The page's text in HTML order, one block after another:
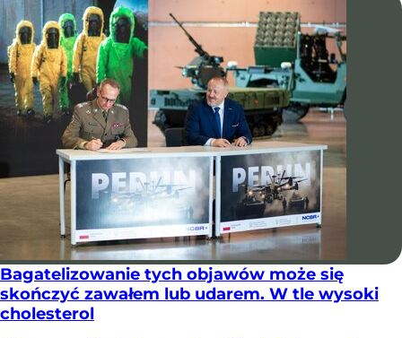
Bagatelizowanie tych objawów może się
skończyć zawałem lub udarem. W tle wysoki
cholesterol